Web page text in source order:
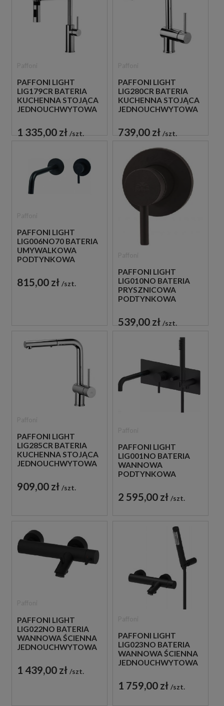
PAFFONI LIGHT
LIG179CR BATERIA
KUCHENNA STOJĄCA
JEDNOUCHWYTOWA
1 335,00 zł szt.
PAFFONI LIGHT
LIG280CR BATERIA
KUCHENNA STOJĄCA
JEDNOUCHWYTOWA
739,00 zł szt.
PAFFONI LIGHT
LIG006NO70 BATERIA
UMYWALKOWA
PODTYNKOWA
CZARNA
815,00 zł szt.
PAFFONI LIGHT
LIG010NO BATERIA
PRYSZNICOWA
PODTYNKOWA
CZARNA
539,00 zł szt.
PAFFONI LIGHT
LIG285CR BATERIA
KUCHENNA STOJĄCA
JEDNOUCHWYTOWA
909,00 zł szt.
PAFFONI LIGHT
LIG001NO BATERIA
WANNOWA
PODTYNKOWA
CZARNA
2 595,00 zł szt.
PAFFONI LIGHT
LIG022NO BATERIA
WANNOWA ŚCIENNA
JEDNOUCHWYTOWA
1 439,00 zł szt.
PAFFONI LIGHT
LIG023NO BATERIA
WANNOWA ŚCIENNA
JEDNOUCHWYTOWA
1 759,00 zł szt.